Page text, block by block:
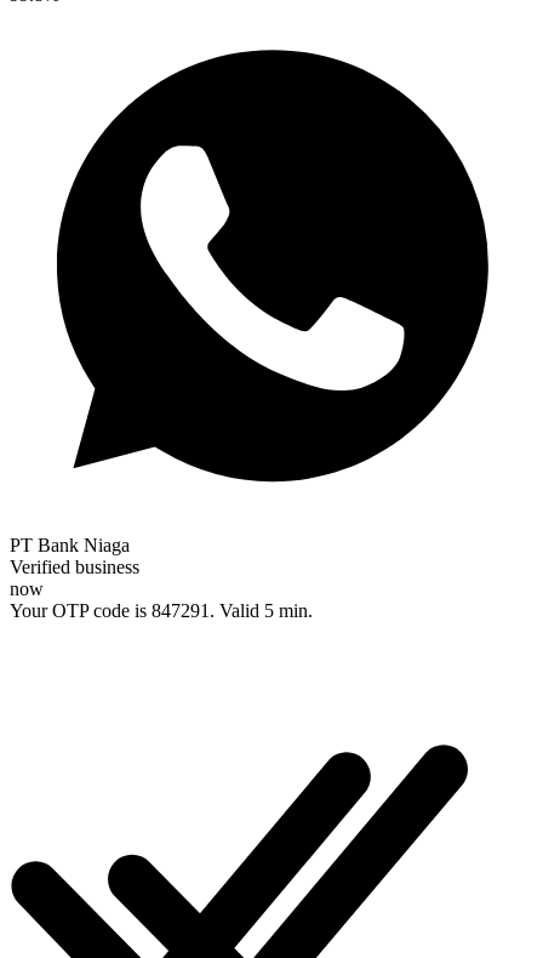
PT Bank Niaga
Verified business
now
Your OTP code is 847291 . Valid 5 min.